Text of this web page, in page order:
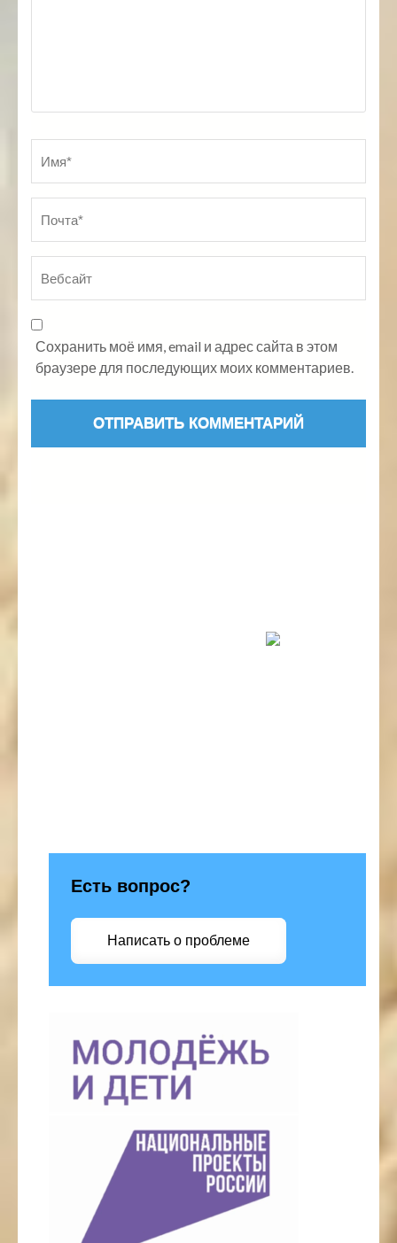
Сохранить моё имя, email и адрес сайта в этом
браузере для последующих моих комментариев.
Есть вопрос?
Написать о проблеме